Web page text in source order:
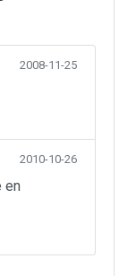
2008-11-25
2010-10-26
en